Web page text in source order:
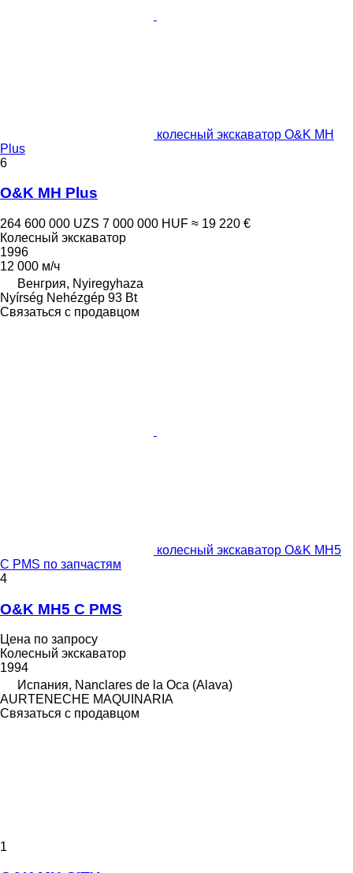
колесный экскаватор O&K MH
Plus
6
O&K MH Plus
264 600 000 UZS 7 000 000 HUF ≈ 19 220 €
Колесный экскаватор
1996
12 000 м/ч
Венгрия, Nyiregyhaza
Nyírség Nehézgép 93 Bt
Связаться с продавцом
колесный экскаватор O&K MH5
C PMS по запчастям
4
O&K MH5 C PMS
Цена по запросу
Колесный экскаватор
1994
Испания, Nanclares de la Oca (Alava)
AURTENECHE MAQUINARIA
Связаться с продавцом
1